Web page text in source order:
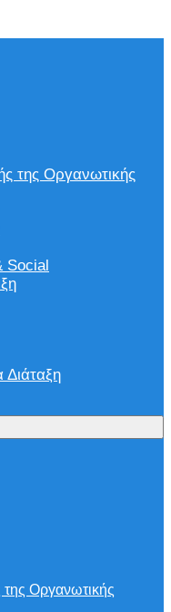
της Οργανωτικής
Social
Διάταξη
Οργανωτικής